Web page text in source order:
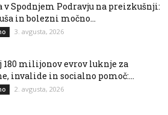
v Spodnjem Podravju na preizkušnji:
in bolezni močno...
3. avgusta, 2026
180 milijonov evrov luknje za
invalide in socialno pomoč:...
2. avgusta, 2026